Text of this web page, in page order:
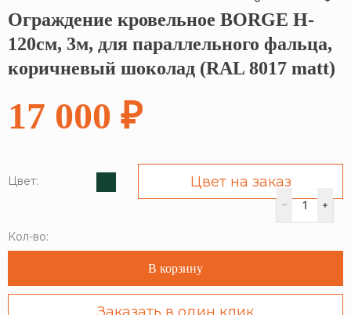
Кликните, чтобы скопировать прямую ссылку
Ограждение кровельное BORGE H-
120см, 3м, для параллельного фальца,
коричневый шоколад (RAL 8017 matt)
17 000 ₽
Цвет: Цвет на заказ
Кол-во:
В корзину